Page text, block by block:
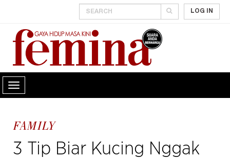
LOG IN
FAMILY
3 Tip Biar Kucing Nggak